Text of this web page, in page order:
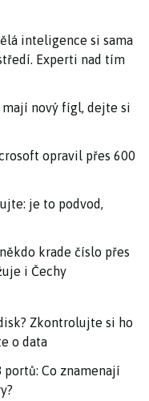
inteligence si sama
Experti nad tím
nový fígl, dejte si
opravil přes 600
je to podvod,
krade číslo přes
i Čechy
Zkontrolujte si ho
o data
Co znamenají